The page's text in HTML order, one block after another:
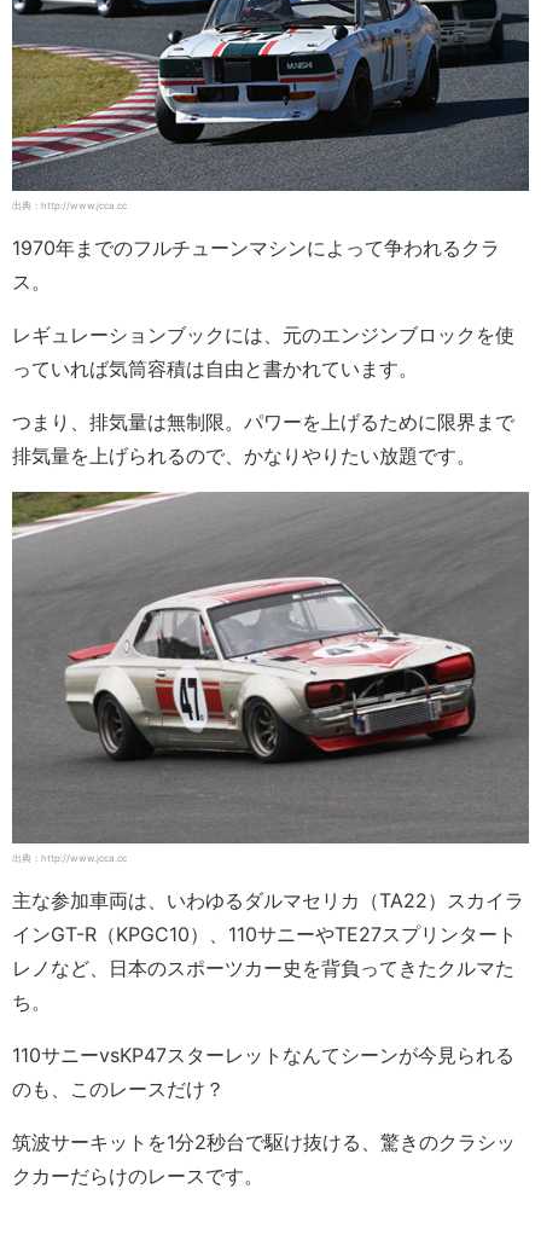
出典：http://www.jcca.cc
1970年までのフルチューンマシンによって争われるクラ
ス。
レギュレーションブックには、元のエンジンブロックを使
っていれば気筒容積は自由と書かれています。
つまり、排気量は無制限。パワーを上げるために限界まで
排気量を上げられるので、かなりやりたい放題です。
出典：http://www.jcca.cc
主な参加車両は、いわゆるダルマセリカ（TA22）スカイラ
インGT-R（KPGC10）、110サニーやTE27スプリンタート
レノなど、日本のスポーツカー史を背負ってきたクルマた
ち。
110サニーvsKP47スターレットなんてシーンが今見られる
のも、このレースだけ？
筑波サーキットを1分2秒台で駆け抜ける、驚きのクラシッ
クカーだらけのレースです。